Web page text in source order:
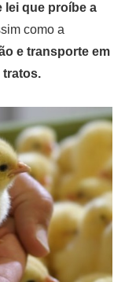
lei que proíbe a
como a
e transporte em
tratos.